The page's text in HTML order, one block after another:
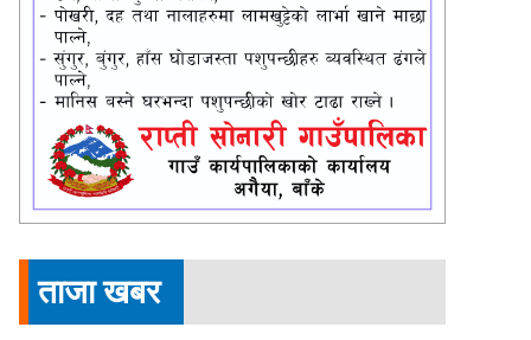
ताजा खबर